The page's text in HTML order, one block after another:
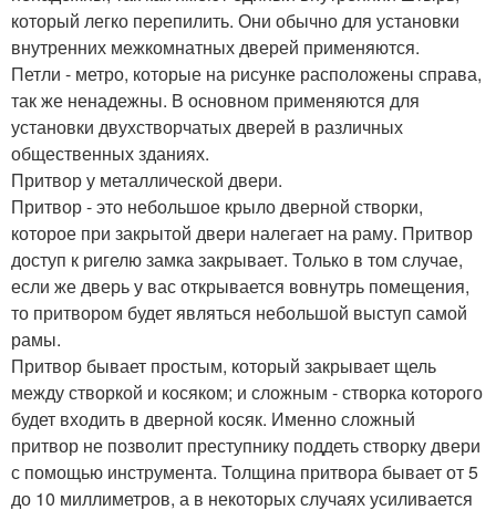
который легко перепилить. Они обычно для установки
внутренних межкомнатных дверей применяются.
Петли - метро, которые на рисунке расположены справа,
так же ненадежны. В основном применяются для
установки двухстворчатых дверей в различных
общественных зданиях.
Притвор у металлической двери.
Притвор - это небольшое крыло дверной створки,
которое при закрытой двери налегает на раму. Притвор
доступ к ригелю замка закрывает. Только в том случае,
если же дверь у вас открывается вовнутрь помещения,
то притвором будет являться небольшой выступ самой
рамы.
Притвор бывает простым, который закрывает щель
между створкой и косяком; и сложным - створка которого
будет входить в дверной косяк. Именно сложный
притвор не позволит преступнику поддеть створку двери
с помощью инструмента. Толщина притвора бывает от 5
до 10 миллиметров, а в некоторых случаях усиливается